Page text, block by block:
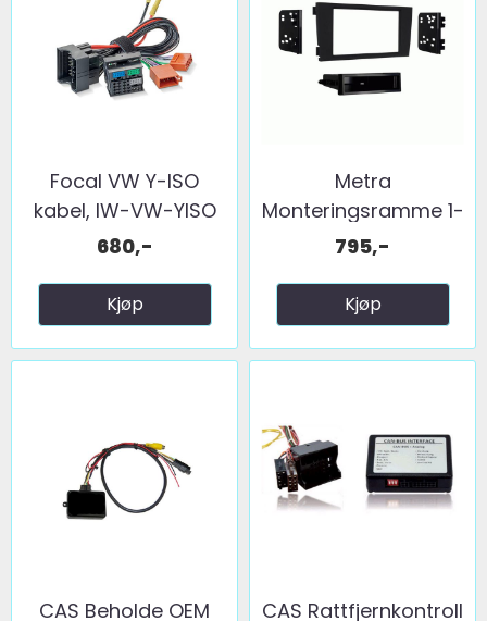
Focal VW Y-ISO
kabel, IW-VW-YISO
680,-
Kjøp
Metra
Monteringsramme 1-
DIN/2-DIN Audi ...
795,-
Kjøp
CAS Beholde OEM CAS Rattfjernkontroll